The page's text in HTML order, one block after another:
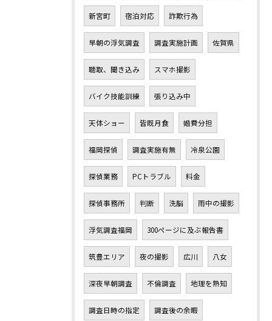
新宮町 宿泊対応 詐欺行為
早朝の浮気調査 調査実施計画 佐賀県
聴取、聞き込み スマホ撮影
バイク技能訓練 張り込み中
天体ショー 皆既月食 婚費分担
福岡探偵 調査実施有無 冷泉公園
探偵業務 PCトラブル 料金
探偵事務所 判断 洗脳 雨中の撮影
浮気調査福岡 300ページに及ぶ報告書
筑豊エリア 夜の撮影 広川 八女
深夜早朝調査 不倫調査 地理を熟知
調査日時の指定 調査後の余暇